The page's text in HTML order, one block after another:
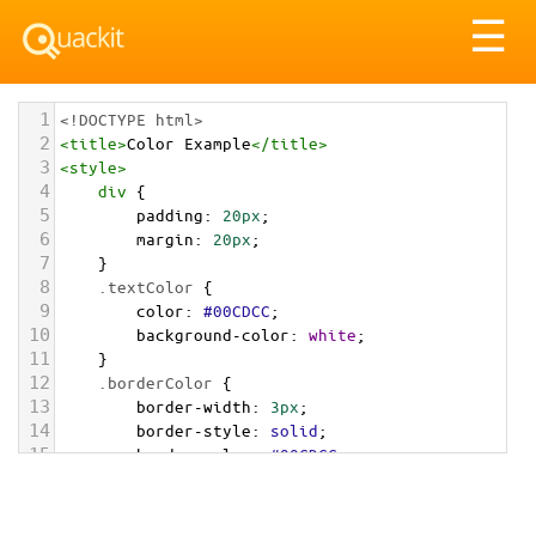
☰
1 <!DOCTYPE html>
2 <title>Color Example</title>
3 <style>
4 div {
5 padding: 20px;
6 margin: 20px;
7 }
8 .textColor {
9 color: #00CDCC;
10 background-color: white;
11 }
12 .borderColor {
13 border-width: 3px;
14 border-style: solid;
15 border-color: #00CDCC;